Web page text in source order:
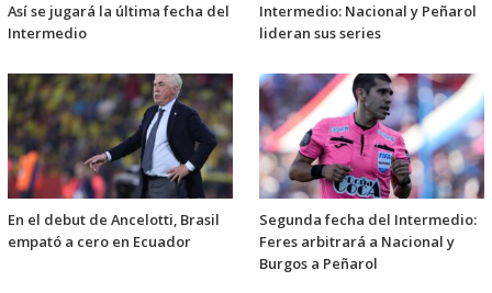
Así se jugará la última fecha del
Intermedio
Intermedio: Nacional y Peñarol
lideran sus series
En el debut de Ancelotti, Brasil
empató a cero en Ecuador
Segunda fecha del Intermedio:
Feres arbitrará a Nacional y
Burgos a Peñarol